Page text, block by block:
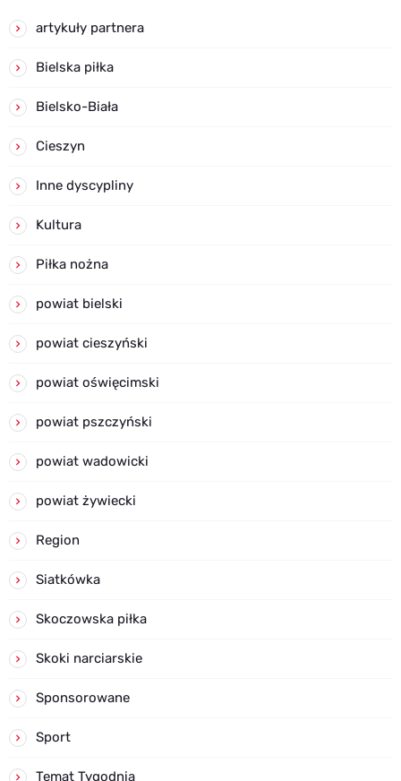
artykuły partnera
Bielska piłka
Bielsko-Biała
Cieszyn
Inne dyscypliny
Kultura
Piłka nożna
powiat bielski
powiat cieszyński
powiat oświęcimski
powiat pszczyński
powiat wadowicki
powiat żywiecki
Region
Siatkówka
Skoczowska piłka
Skoki narciarskie
Sponsorowane
Sport
Temat Tygodnia